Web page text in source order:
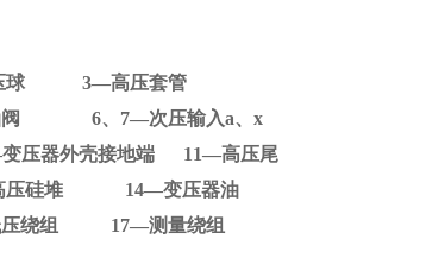
球 3—高压套管
阀 6、 7—次压输入a、 x
压器外壳接地端 11—高压尾
压硅堆 14—变压器油
压绕组 17—测量绕组